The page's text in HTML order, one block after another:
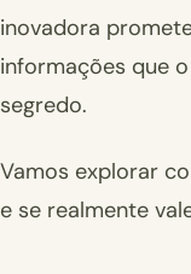
inovadora
informações que
segredo.
Vamos explorar
e se realmente